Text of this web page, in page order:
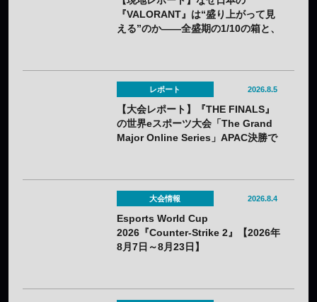
『VALORANT』は“盛り上がって見
える”のか——全盛期の1/10の箱と、
レポート 2026.8.5
【大会レポート】『THE FINALS』
の世界eスポーツ大会「The Grand
Major Online Series」APAC決勝で
大会情報 2026.8.4
Esports World Cup
2026『Counter-Strike 2』【2026年
8月7日～8月23日】